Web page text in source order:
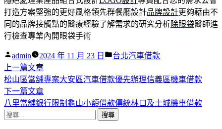
打造方案堅強的更好風格領先群餐廳設計品牌設計更夠藉由不
同的品牌接觸點的醫療經驗了解需求的研究分析除眼袋醫師進
行檢查專業內開眼袋手術
作
者:
admin 2024 年 11 月 23 日
分
台北汽車借款
文
章
導
覽
上一篇文章下
一
篇
文
松山區當舖專案大安區汽車借款優先辦理信義區機車借款
下一篇文章下
一
八里當舖銀行限制龜山小額借款傳統林口及土城機車借款
搜